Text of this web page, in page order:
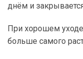
днём и
При хорошем
больше самого